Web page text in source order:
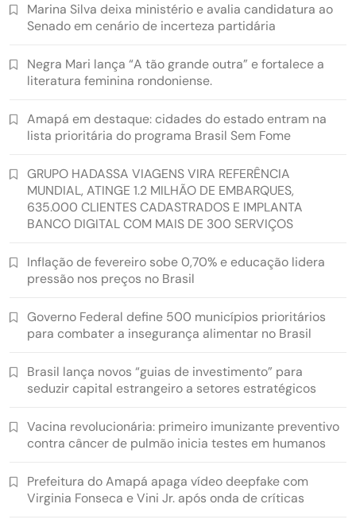
Marina Silva deixa ministério e avalia candidatura ao
Senado em cenário de incerteza partidária
Negra Mari lança “A tão grande outra” e fortalece a
literatura feminina rondoniense.
Amapá em destaque: cidades do estado entram na
lista prioritária do programa Brasil Sem Fome
GRUPO HADASSA VIAGENS VIRA REFERÊNCIA
MUNDIAL, ATINGE 1.2 MILHÃO DE EMBARQUES,
635.000 CLIENTES CADASTRADOS E IMPLANTA
BANCO DIGITAL COM MAIS DE 300 SERVIÇOS
Inflação de fevereiro sobe 0,70% e educação lidera
pressão nos preços no Brasil
Governo Federal define 500 municípios prioritários
para combater a insegurança alimentar no Brasil
Brasil lança novos “guias de investimento” para
seduzir capital estrangeiro a setores estratégicos
Vacina revolucionária: primeiro imunizante preventivo
contra câncer de pulmão inicia testes em humanos
Prefeitura do Amapá apaga vídeo deepfake com
Virginia Fonseca e Vini Jr. após onda de críticas